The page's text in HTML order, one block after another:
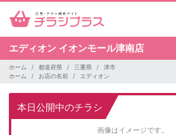
エディオン イオンモール津南店
ホーム 都道府県 三重県
津市
ホーム
お店の名前 エディオン
本日公開中のチラシ
画像はイメージです。